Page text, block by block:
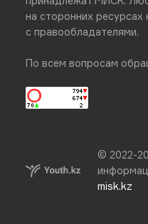
на сторонних
с правообладателями.
По всем вопросам
© 2022-
misk.kz